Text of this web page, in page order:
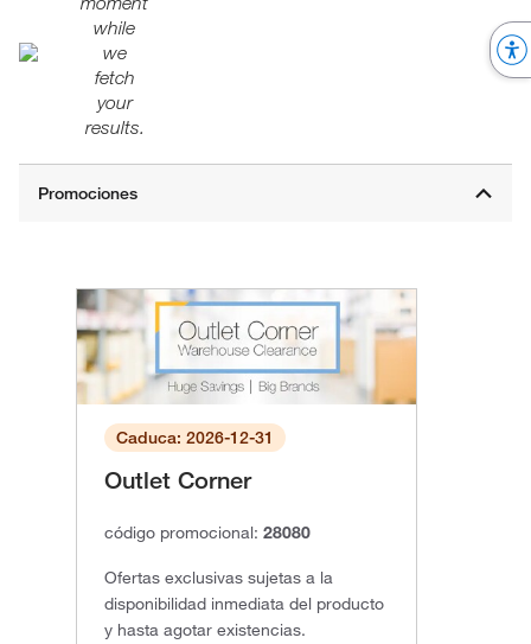
while
we
fetch
your
results.
Caduca: 2026-12-31
Outlet Corner
código promocional: 28080
Ofertas exclusivas sujetas a la
disponibilidad inmediata del producto
y hasta agotar existencias.